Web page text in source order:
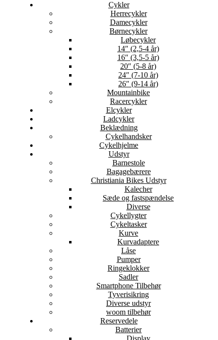
Cykler
Herrecykler
Damecykler
Børnecykler
Løbecykler
14″ (2,5-4 år)
16″ (3,5-5 år)
20″ (5-8 år)
24″ (7-10 år)
26″ (9-14 år)
Mountainbike
Racercykler
Elcykler
Ladcykler
Beklædning
Cykelhandsker
Cykelhjelme
Udstyr
Barnestole
Bagagebærere
Christiania Bikes Udstyr
Kalecher
Sæde og fastspændelse
Diverse
Cykellygter
Cykeltasker
Kurve
Kurvadaptere
Låse
Pumper
Ringeklokker
Sadler
Smartphone Tilbehør
Tyverisikring
Diverse udstyr
woom tilbehør
Reservedele
Batterier
Display